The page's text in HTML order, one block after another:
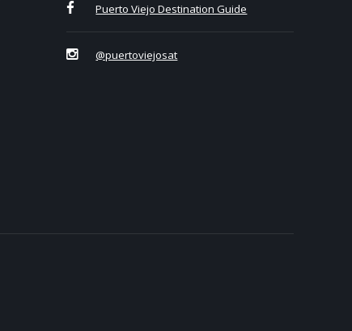
Puerto Viejo Destination Guide
@puertoviejosat